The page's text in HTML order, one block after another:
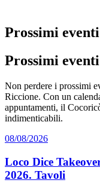
Prossimi eventi
Prossimi
Non perdere i prossimi
Riccione. Con un
appuntamenti, il
indimenticabili.
08/08/2026
Loco Dice
2026. Tavoli